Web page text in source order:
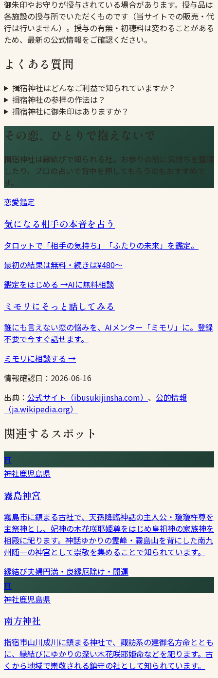
御朱印やお守りが授与されている場合があります。授与品は
各施設の授与所でいただくものです（当サイトでの販売・代
行は行いません）。授与の有無・初穂料は変わることがある
ため、最新の公式情報をご確認ください。
よくある質問
揖宿神社はどんなご利益で知られていますか？
揖宿神社の参拝の作法は？
揖宿神社に御朱印はありますか？
その恋、ひとりで抱えないで
揖宿神社は縁結びで知られる社。お参りの前に気持ちを整理
したり、プロの占いで背中を押してもらうのもおすすめで
す。
恋愛鑑定
気になる相手の本音を占う
タロットで「相手の気持ち」「ふたりの未来」を鑑定。
最初の結果は無料・続きは¥480〜
鑑定をはじめる →AIに無料相談
ミモリにそっと話してみる
誰にも言えない恋の悩みを、AIメンター「ミモリ」に。登録
不要で今すぐ話せます。
ミモリに相談する →
情報確認日： 2026-06-16
出典： 公式サイト（ibusukijinsha.com） 、 公的情報
（ja.wikipedia.org）
関連するスポット
⛩
神社鹿児島県
霧島神宮
霧島市に鎮まる古社で、天孫降臨神話の主人公・瓊瓊杵尊を
主祭神とし、妃神の木花咲耶姫尊をはじめ皇祖神の家族神を
相殿に祀ります。神話ゆかりの霊峰・霧島山を背にした南九
州随一の神宮として崇敬を集めることで知られています。
縁結び夫婦円満・良縁厄除け・開運
⛩
神社鹿児島県
南方神社
指宿市山川成川に鎮まる神社で、諏訪系の建御名方命ととも
に、縁結びにゆかりの深い木花咲耶姫命などを祀ります。古
くから地域で崇敬される鎮守の社として知られています。